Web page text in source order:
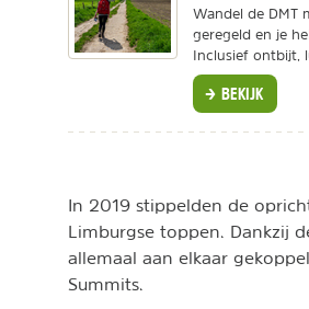
Wandel de DMT
geregeld en je
Inclusief ontbijt,
BEKIJK
In 2019 stippelden de
Limburgse toppen. Dankzij
allemaal aan elkaar
Summits.